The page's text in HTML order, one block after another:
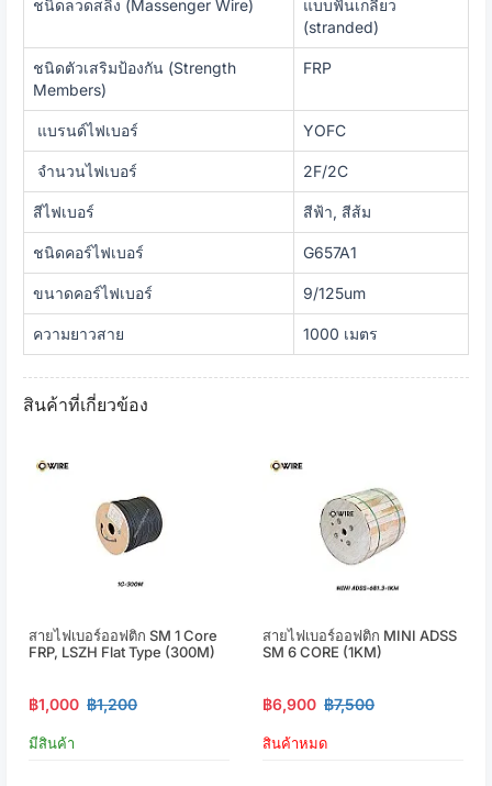
ชนิดลวดสลิง (Massenger Wire)
แบบฟั่นเกลียว
(stranded)
ชนิดตัวเสริมป้องกัน (Strength
Members)
FRP
แบรนด์ไฟเบอร์ YOFC
จำนวนไฟเบอร์ 2F/2C
สีไฟเบอร์ สีฟ้า, สีส้ม
ชนิดคอร์ไฟเบอร์ G657A1
ขนาดคอร์ไฟเบอร์ 9/125um
ความยาวสาย 1000 เมตร
สินค้าที่เกี่ยวข้อง
สายไฟเบอร์ออฟติก SM 1 Core
FRP, LSZH Flat Type (300M)
฿1,000 ฿1,200
มีสินค้า
สายไฟเบอร์ออฟติก MINI ADSS
SM 6 CORE (1KM)
฿6,900 ฿7,500
สินค้าหมด